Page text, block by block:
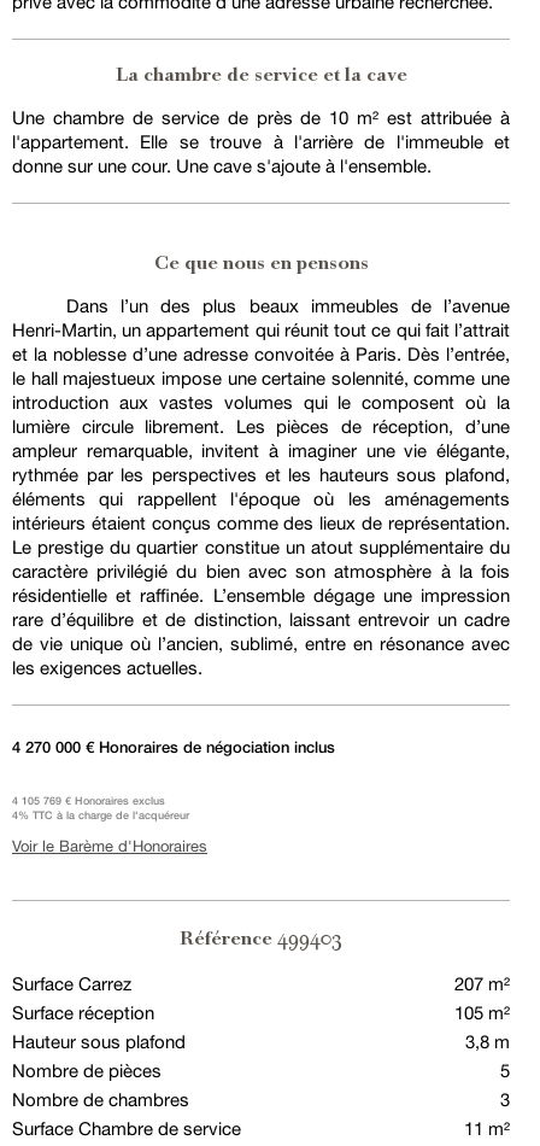
La chambre de service et la cave
Une chambre de service de près de 10 m² est attribuée à
l'appartement. Elle se trouve à l'arrière de l'immeuble et
donne sur une cour. Une cave s'ajoute à l'ensemble.
Ce que nous en pensons
Dans l’un des plus beaux immeubles de l’avenue
Henri-Martin, un appartement qui réunit tout ce qui fait l’attrait
et la noblesse d’une adresse convoitée à Paris. Dès l’entrée,
le hall majestueux impose une certaine solennité, comme une
introduction aux vastes volumes qui le composent où la
lumière circule librement. Les pièces de réception, d’une
ampleur remarquable, invitent à imaginer une vie élégante,
rythmée par les perspectives et les hauteurs sous plafond,
éléments qui rappellent l'époque où les aménagements
intérieurs étaient conçus comme des lieux de représentation.
Le prestige du quartier constitue un atout supplémentaire du
caractère privilégié du bien avec son atmosphère à la fois
résidentielle et raffinée. L’ensemble dégage une impression
rare d’équilibre et de distinction, laissant entrevoir un cadre
de vie unique où l’ancien, sublimé, entre en résonance avec
les exigences actuelles.
4 270 000 € Honoraires de négociation inclus
4 105 769 € Honoraires exclus
4% TTC à la charge de l'acquéreur
Voir le Barème d'Honoraires
Référence 499403
Surface Carrez
207 m²
Surface réception
105 m²
Hauteur sous plafond
3,8 m
Nombre de pièces
5
Nombre de chambres
3
Surface Chambre de service
11 m²